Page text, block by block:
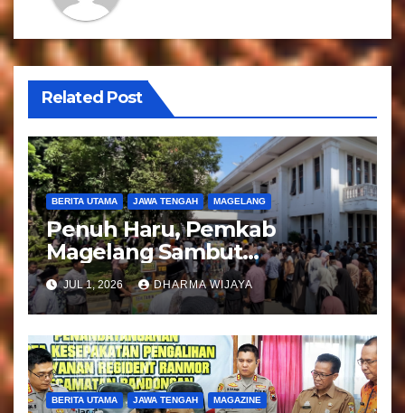
p
o
s
Related Post
BERITA UTAMA JAWA TENGAH MAGELANG
Penuh Haru, Pemkab
Magelang Sambut
Kepulangan Jemaah Haji
Kloter 81
JUL 1, 2026 DHARMA WIJAYA
BERITA UTAMA JAWA TENGAH MAGAZINE